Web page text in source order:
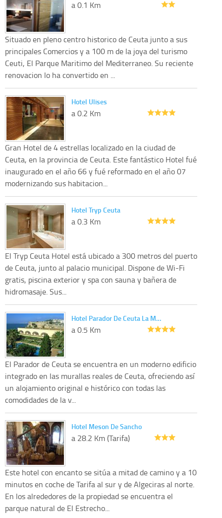
a 0.1 Km
Situado en pleno centro historico de Ceuta junto a sus
principales Comercios y a 100 m de la joya del turismo
Ceuti, El Parque Maritimo del Mediterraneo. Su reciente
renovacion lo ha convertido en ...
Hotel Ulises
a 0.2 Km
Gran Hotel de 4 estrellas localizado en la ciudad de
Ceuta, en la provincia de Ceuta. Este fantástico Hotel fué
inaugurado en el año 66 y fué reformado en el año 07
modernizando sus habitacion...
Hotel Tryp Ceuta
a 0.3 Km
El Tryp Ceuta Hotel está ubicado a 300 metros del puerto
de Ceuta, junto al palacio municipal. Dispone de Wi-Fi
gratis, piscina exterior y spa con sauna y bañera de
hidromasaje. Sus...
Hotel Parador De Ceuta La M…
a 0.5 Km
El Parador de Ceuta se encuentra en un moderno edificio
integrado en las murallas reales de Ceuta, ofreciendo así
un alojamiento original e histórico con todas las
comodidades de la v...
Hotel Meson De Sancho
a 28.2 Km (Tarifa)
Este hotel con encanto se sitúa a mitad de camino y a 10
minutos en coche de Tarifa al sur y de Algeciras al norte.
En los alrededores de la propiedad se encuentra el
parque natural de El Estrecho...